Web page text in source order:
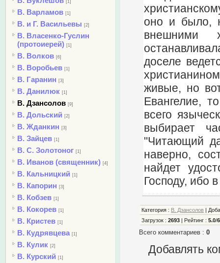
[1]
В. Варламов [1]
В. и Г. Васильевы [2]
В. Власенко-Гуслин
(протоиерей) [1]
В. Волков [6]
В. Воробьев [1]
В. Гаранин [3]
В. Данилюк [1]
В. Дзансолов [9]
В. Дольский [2]
В. Жданкин [3]
В. Зайцев [1]
В. С. Золотоног [1]
В. Иванов (священник) [4]
В. Кальницкий [1]
В. Капорин [3]
В. Кобзев [1]
В. Кокорев [1]
В. Кристев [1]
В. Кудрявцева [1]
В. Кулик [2]
В. Курский [1]
оно и было,
внешними
доселе
живые, но
Евангелие,
всего
выбирает
"Читающий
наверно,
найдет
Господу, ибо
Категория : В. Дзансолов
Загрузок :2693 Рейтинг :5.0/6
Всего комментариев :0
Добавлять